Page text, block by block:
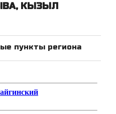
КЫЗЫЛ
пункты региона